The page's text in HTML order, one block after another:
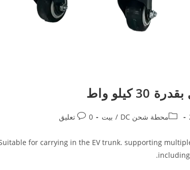
محطة شحن DC / بيت 0 تعليق
for carrying in the EV trunk. supporting
including